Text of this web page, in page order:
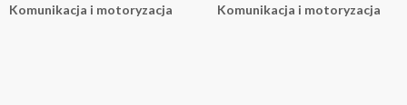
Komunikacja i motoryzacja Komunikacja i motoryzacja